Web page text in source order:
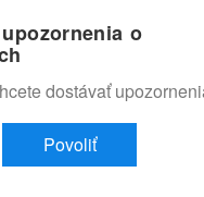
FILMOVÁ DATABÁZA
o
dostávať
Povoliť